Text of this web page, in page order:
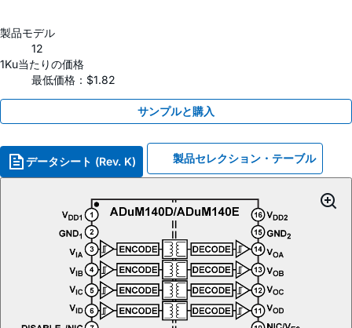
製品モデル
12
1Ku当たりの価格
最低価格：$1.82
サンプルと購入
データシート (Rev. K) 製品セレクション・テーブル